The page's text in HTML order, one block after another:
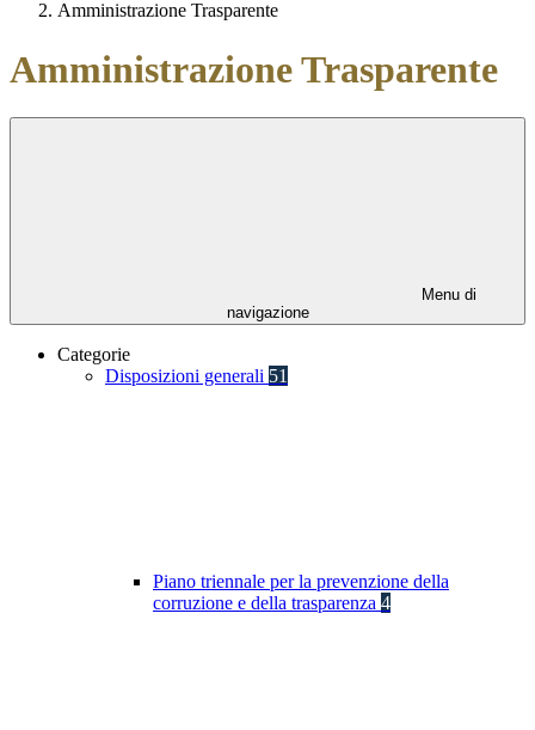
Amministrazione Trasparente
Amministrazione Trasparente
Menu di
navigazione
Categorie
Disposizioni generali 51
Piano triennale per la prevenzione della
corruzione e della trasparenza 4